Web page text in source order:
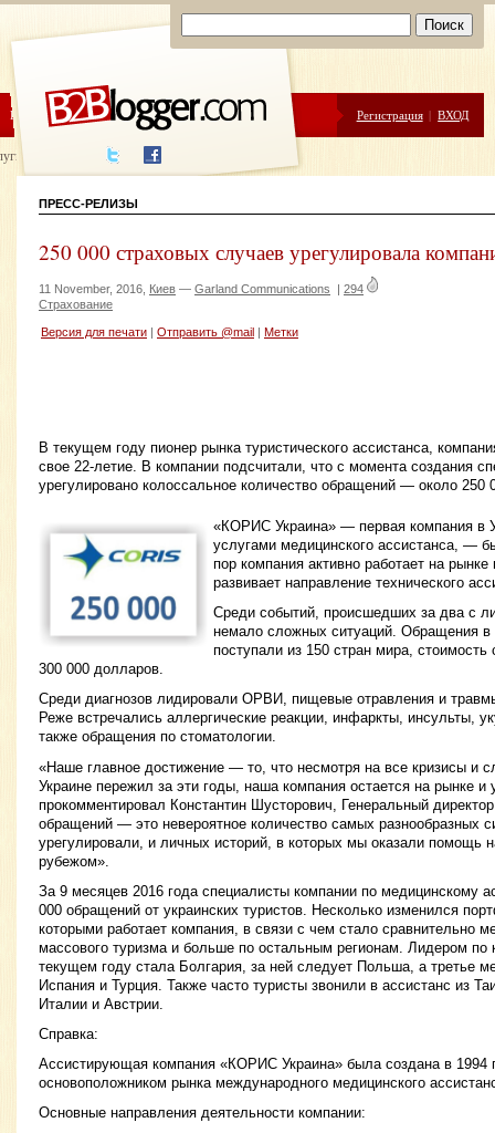
ЦЕНЫ ПОМОЩЬ Регистрация | ВХОД
написания
ПРЕСС-РЕЛИЗЫ
250 000 страховых случаев урегулировала
11 November, 2016, Киев — Garland Communications | 294
Страхование
Версия для печати Отправить @mail Метки
В текущем году пионер рынка туристического ассистанса,
свое 22-летие. В компании подсчитали, что с момента создания
урегулировано колоссальное количество обращений — около 250
«КОРИС Украина» — первая компания в
услугами медицинского ассистанса, —
пор компания активно работает на
развивает направление технического
Среди событий, происшедших за два с
немало сложных ситуаций. Обращения в
поступали из 150 стран мира,
300 000 долларов.
Среди диагнозов лидировали ОРВИ, пищевые отравления и
Реже встречались аллергические реакции, инфаркты, инсульты,
также обращения по стоматологии.
«Наше главное достижение — то, что несмотря на все кризисы и
Украине пережил за эти годы, наша компания остается на рынке
прокомментировал Константин Шусторович, Генеральный
обращений — это невероятное количество самых разнообразных
урегулировали, и личных историй, в которых мы оказали помощь
рубежом».
За 9 месяцев 2016 года специалисты компании по медицинскому
000 обращений от украинских туристов. Несколько изменился
которыми работает компания, в связи с чем стало сравнительно
массового туризма и больше по остальным регионам. Лидером по
текущем году стала Болгария, за ней следует Польша, а третье
Испания и Турция. Также часто туристы звонили в ассистанс из
Италии и Австрии.
Справка:
Ассистирующая компания «КОРИС Украина» была создана в 1994
основоположником рынка международного медицинского
Основные направления деятельности компании: